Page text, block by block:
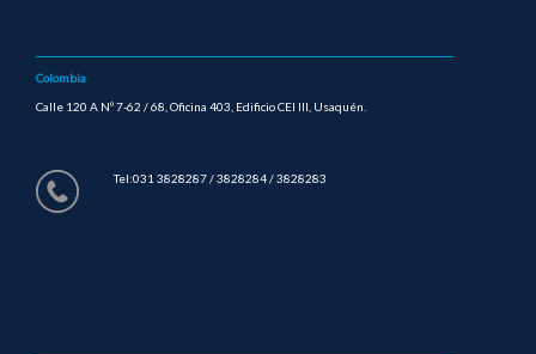
Colombia
Calle 120 A Nº 7-62 / 68, Oficina 403, Edificio CEI III, Usaquén.
Tel:031 3828287 / 3828284 / 3828283